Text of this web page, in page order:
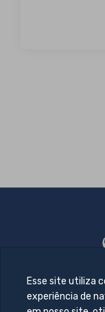
Esse site utiliza
experiência de